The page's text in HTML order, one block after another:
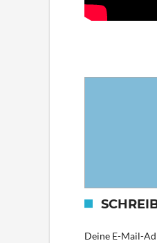
Deine E-Mail-